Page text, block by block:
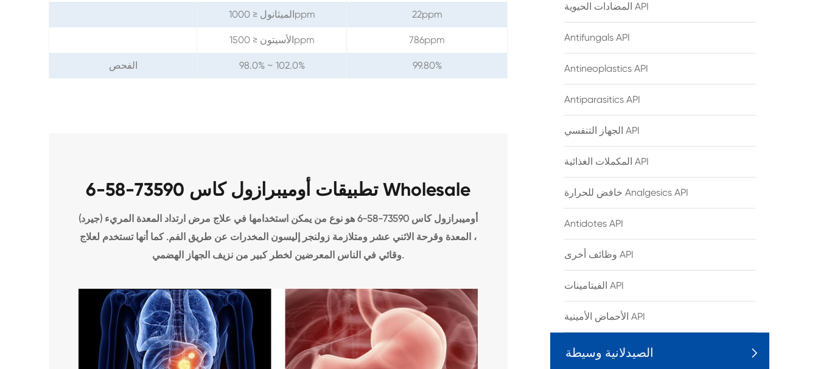
الميثانول ≤ 1000ppm 22ppm
الأسيتون ≤ 1500ppm 786ppm
الفحص 98.0% ~ 102.0% 99.80%
تطبيقات أوميبرازول كاس 73590-58-6 Wholesale
أوميبرازول كاس 73590-58-6 هو نوع من يمكن استخدامها في علاج مرض ارتداد المعدة المريء (جيرد)
، المعدة وقرحة الاثني عشر ومتلازمة زولنجر إليسون المخدرات عن طريق الفم. كما أنها تستخدم لعلاج
وقائي في الناس المعرضين لخطر كبير من نزيف الجهاز الهضمي.
المضادات الحيوية API
Antifungals API
Antineoplastics API
Antiparasitics API
الجهاز التنفسي API
المكملات الغذائية API
خافض للحرارة Analgesics API
Antidotes API
وظائف أخرى API
الفيتامينات API
الأحماض الأمينية API
الصيدلانية وسيطة 